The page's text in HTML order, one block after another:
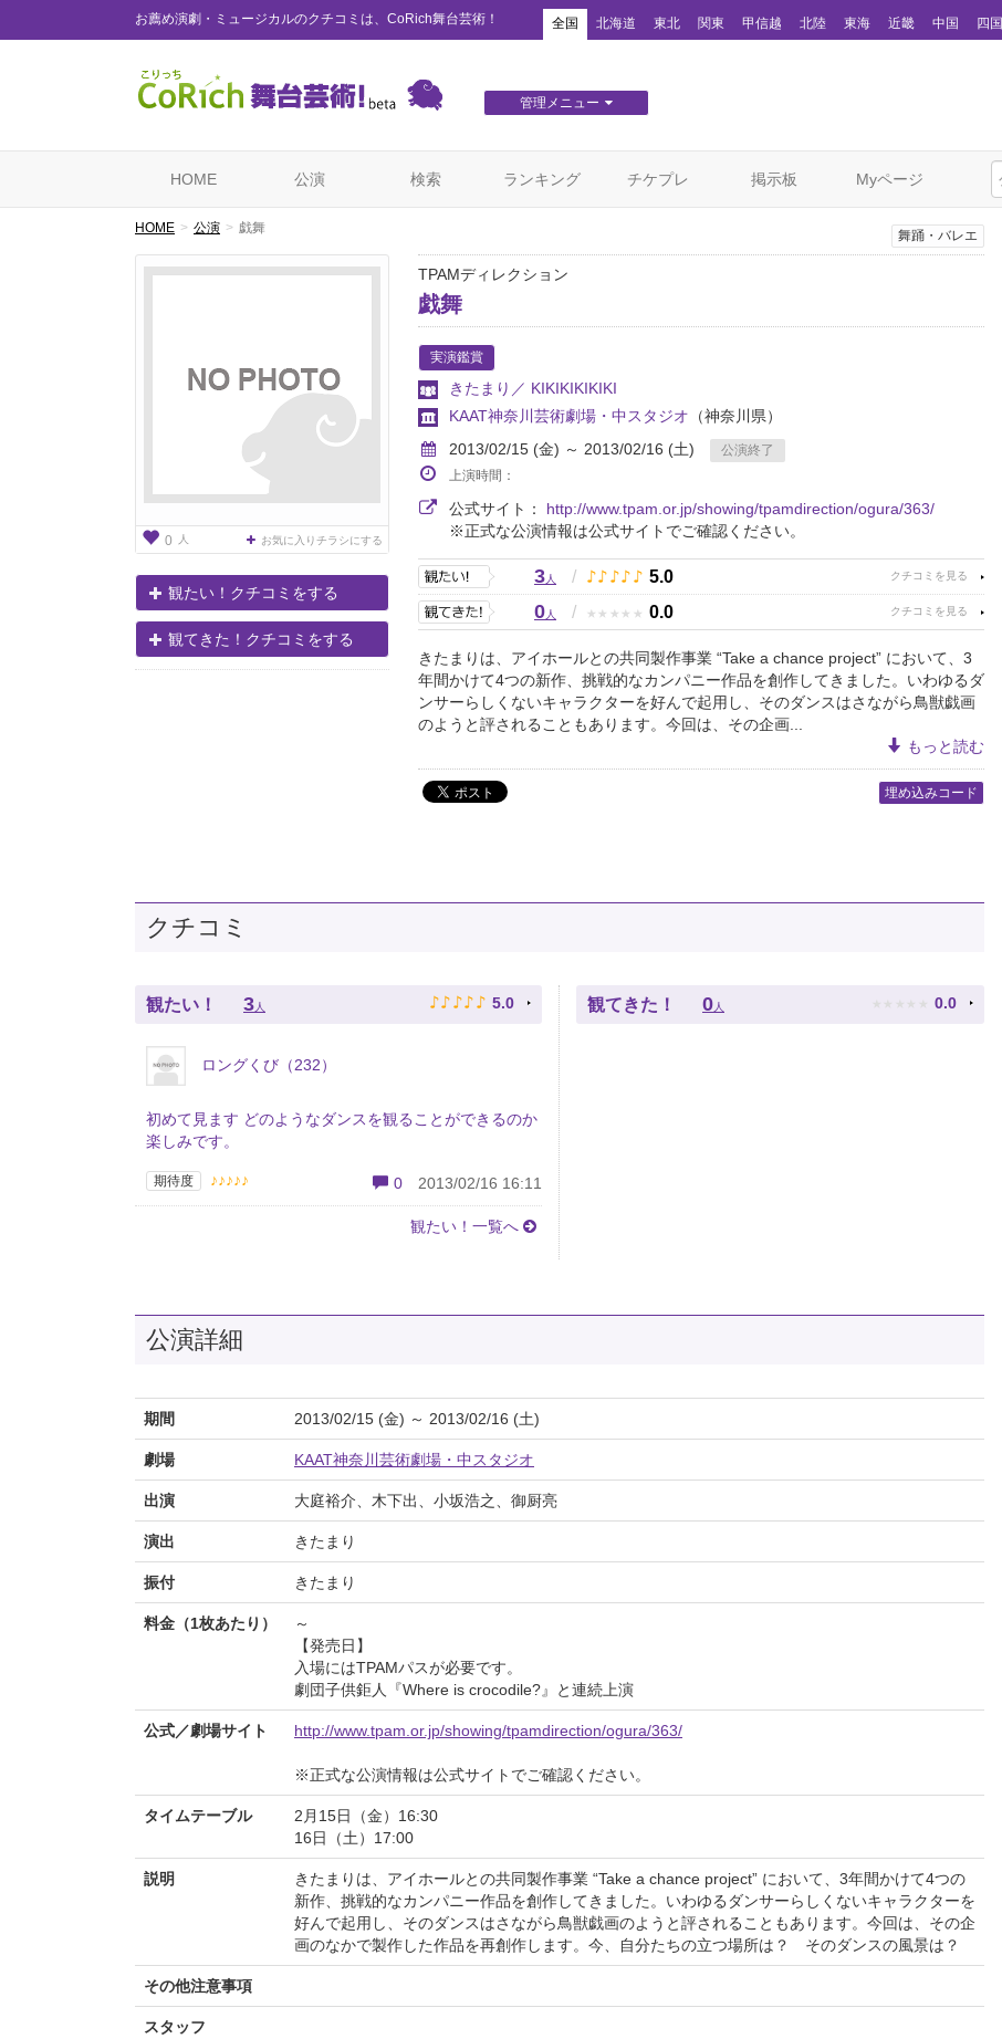
お薦め演劇・ミュージカルのクチコミは、CoRich舞台芸術！ 全国 北海道 東北 関東 甲信越 北陸 東海 近畿 中国 四国
管理メニュー
HOME 公演 検索 ランキング チケプレ 掲示板 Myページ
HOME 公演 戯舞
0 人 お気に入りチラシにする
観たい！クチコミをする
観てきた！クチコミをする
舞踊・バレエ
TPAMディレクション
戯舞
実演鑑賞
きたまり／ KIKIKIKIKIKI
KAAT神奈川芸術劇場・中スタジオ （神奈川県）
2013/02/15 (金) ～ 2013/02/16 (土)
公演終了
上演時間：
公式サイト： http://www.tpam.or.jp/showing/tpamdirection/ogura/363/
※正式な公演情報は公式サイトでご確認ください。
3人 / ♪ ♪ ♪ ♪ ♪ 5.0
0人 / ★ ★ ★ ★ ★ 0.0
きたまりは、アイホールとの共同製作事業 “Take a chance project” において、3
年間かけて4つの新作、挑戦的なカンパニー作品を創作してきました。いわゆるダ
ンサーらしくないキャラクターを好んで起用し、そのダンスはさながら鳥獣戯画
のようと評されることもあります。今回は、その企画...
もっと読む
埋め込みコード
クチコミ
観たい！ 3 人 ♪ ♪ ♪ ♪ ♪ 5.0
ロングくび（232）
初めて見ます どのようなダンスを観ることができるのか
楽しみです。
期待度 ♪♪♪♪♪ 0 2013/02/16 16:11
観たい！一覧へ
観てきた！ 0 人 ★ ★ ★ ★ ★ 0.0
公演詳細
期間 2013/02/15 (金) ～ 2013/02/16 (土)
劇場 KAAT神奈川芸術劇場・中スタジオ
出演 大庭裕介、木下出、小坂浩之、御厨亮
演出 きたまり
振付 きたまり
料金（1枚あたり）
～
【発売日】
入場にはTPAMパスが必要です。
劇団子供鉅人『Where is crocodile?』と連続上演
公式／劇場サイト http://www.tpam.or.jp/showing/tpamdirection/ogura/363/
※正式な公演情報は公式サイトでご確認ください。
タイムテーブル
2月15日（金）16:30
16日（土）17:00
説明
きたまりは、アイホールとの共同製作事業 “Take a chance project” において、3年間かけて4つの
新作、挑戦的なカンパニー作品を創作してきました。いわゆるダンサーらしくないキャラクターを
好んで起用し、そのダンスはさながら鳥獣戯画のようと評されることもあります。今回は、その企
画のなかで製作した作品を再創作します。今、自分たちの立つ場所は？ そのダンスの風景は？
その他注意事項
スタッフ